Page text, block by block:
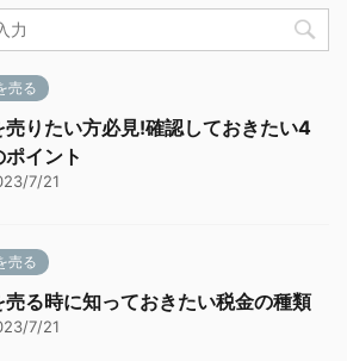
売る
売りたい方必見!確認しておきたい4
ポイント
7/21
売る
売る時に知っておきたい税金の種類
7/21